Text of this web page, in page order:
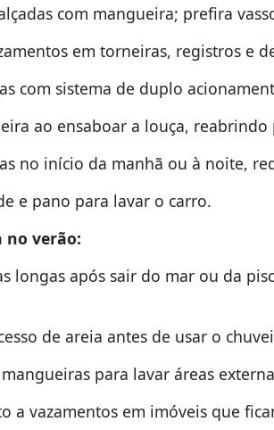
com mangueira; prefira
em torneiras, registros e
com sistema de duplo
ao ensaboar a louça, reabrindo
no início da manhã ou à noite,
e pano para lavar o carro.
no verão:
longas após sair do mar ou da
de areia antes de usar o
para lavar áreas
a vazamentos em imóveis que